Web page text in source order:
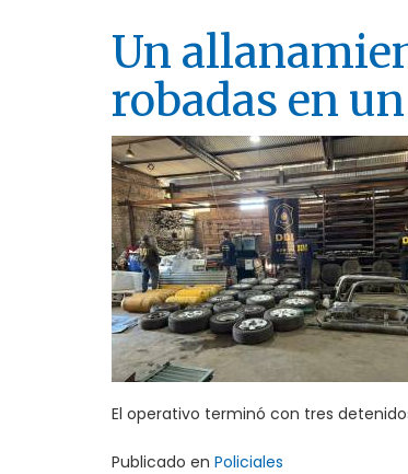
Un
robadas en
El operativo terminó con tres
Publicado en Policiales